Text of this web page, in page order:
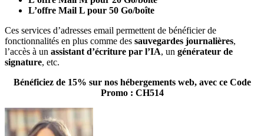
L’offre Mail L pour 50 Go/boîte
Ces services d’adresses email permettent de bénéficier de
fonctionnalités en plus comme des sauvegardes journalières,
l’accès à un assistant d’écriture par l’IA, un générateur de
signature, etc.
Bénéficiez de 15% sur nos hébergements web, avec ce Code
Promo : CH514